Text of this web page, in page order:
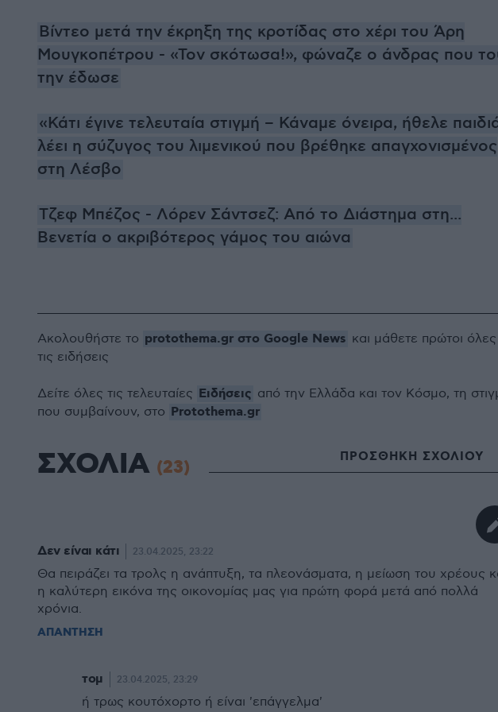
Βίντεο μετά την έκρηξη της κροτίδας στο χέρι του Άρη
Μουγκοπέτρου - «Τον σκότωσα!», φώναζε ο άνδρας που
την έδωσε
«Κάτι έγινε τελευταία στιγμή – Κάναμε όνειρα, ήθελε
λέει η σύζυγος του λιμενικού που βρέθηκε απαγχονισμένος
στη Λέσβο
Τζεφ Μπέζος - Λόρεν Σάντσεζ: Από το Διάστημα στη...
Βενετία ο ακριβότερος γάμος του αιώνα
Ακολουθήστε το protothema.gr στο Google News και μάθετε πρώτοι όλες
τις ειδήσεις
Δείτε όλες τις τελευταίες Ειδήσεις από την Ελλάδα και τον Κόσμο, τη
που συμβαίνουν, στο Protothema.gr
ΣΧΟΛΙΑ (23) ΠΡΟΣΘΗΚΗ ΣΧΟΛΙΟΥ
Δεν είναι κάτι 23.04.2025, 23:22
Θα πειράζει τα τρολς η ανάπτυξη, τα πλεονάσματα, η μείωση του χρέους
η καλύτερη εικόνα της οικονομίας μας για πρώτη φορά μετά από πολλά
χρόνια.
ΑΠΑΝΤΗΣΗ
τομ 23.04.2025, 23:29
ή τρως κουτόχορτο ή είναι 'επάγγελμα'